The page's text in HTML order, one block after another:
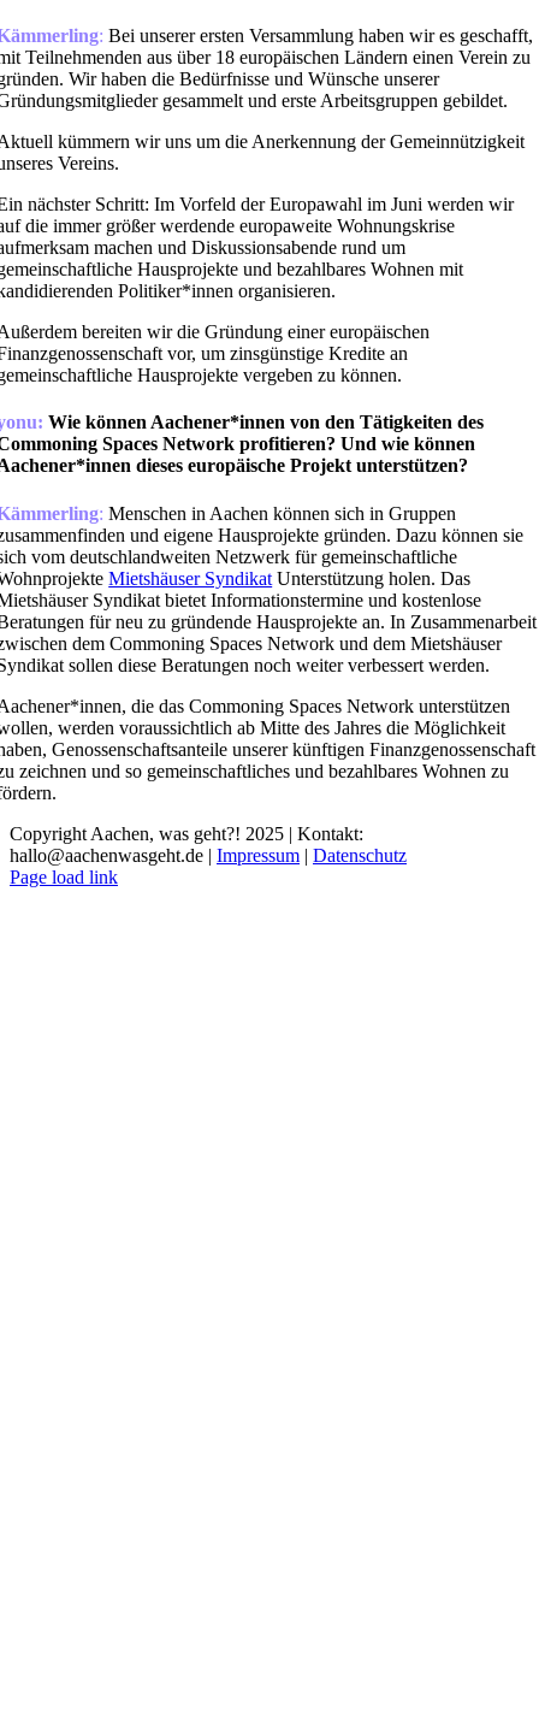
: Bei unserer ersten Versammlung haben wir es geschafft,
Teilnehmenden aus über 18 europäischen Ländern einen Verein zu
Wir haben die Bedürfnisse und Wünsche unserer
gesammelt und erste Arbeitsgruppen gebildet.
kümmern wir uns um die Anerkennung der Gemeinnützigkeit
Vereins.
nächster Schritt: Im Vorfeld der Europawahl im Juni werden wir
die immer größer werdende europaweite Wohnungskrise
machen und Diskussionsabende rund um
Hausprojekte und bezahlbares Wohnen mit
Politiker*innen organisieren.
bereiten wir die Gründung einer europäischen
vor, um zinsgünstige Kredite an
Hausprojekte vergeben zu können.
Wie können Aachener*innen von den Tätigkeiten des
Spaces Network profitieren? Und wie können
dieses europäische Projekt unterstützen?
: Menschen in Aachen können sich in Gruppen
und eigene Hausprojekte gründen. Dazu können sie
vom deutschlandweiten Netzwerk für gemeinschaftliche
Mietshäuser Syndikat Unterstützung holen. Das
Syndikat bietet Informationstermine und kostenlose
für neu zu gründende Hausprojekte an. In Zusammenarbeit
dem Commoning Spaces Network und dem Mietshäuser
sollen diese Beratungen noch weiter verbessert werden.
die das Commoning Spaces Network unterstützen
werden voraussichtlich ab Mitte des Jahres die Möglichkeit
Genossenschaftsanteile unserer künftigen Finanzgenossenschaft
zeichnen und so gemeinschaftliches und bezahlbares Wohnen zu
Copyright Aachen, was geht?! 2025 | Kontakt:
hallo@aachenwasgeht.de | Impressum | Datenschutz
Instagram
LinkedIn
Tiktok
YouTube
Page load link